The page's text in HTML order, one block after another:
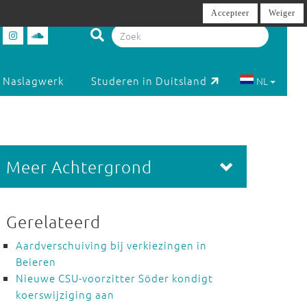
Naslagwerk Studeren in Duitsland NL
Meer Achtergrond
Gerelateerd
Aardverschuiving bij verkiezingen in
Beieren
Nieuwe CSU-voorzitter Söder kondigt
koerswijziging aan
Accepteer Weiger